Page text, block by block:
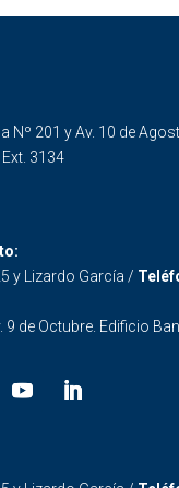
Nº 201 y Av. 10 de
3134
y Lizardo García /
9 de Octubre. Edificio